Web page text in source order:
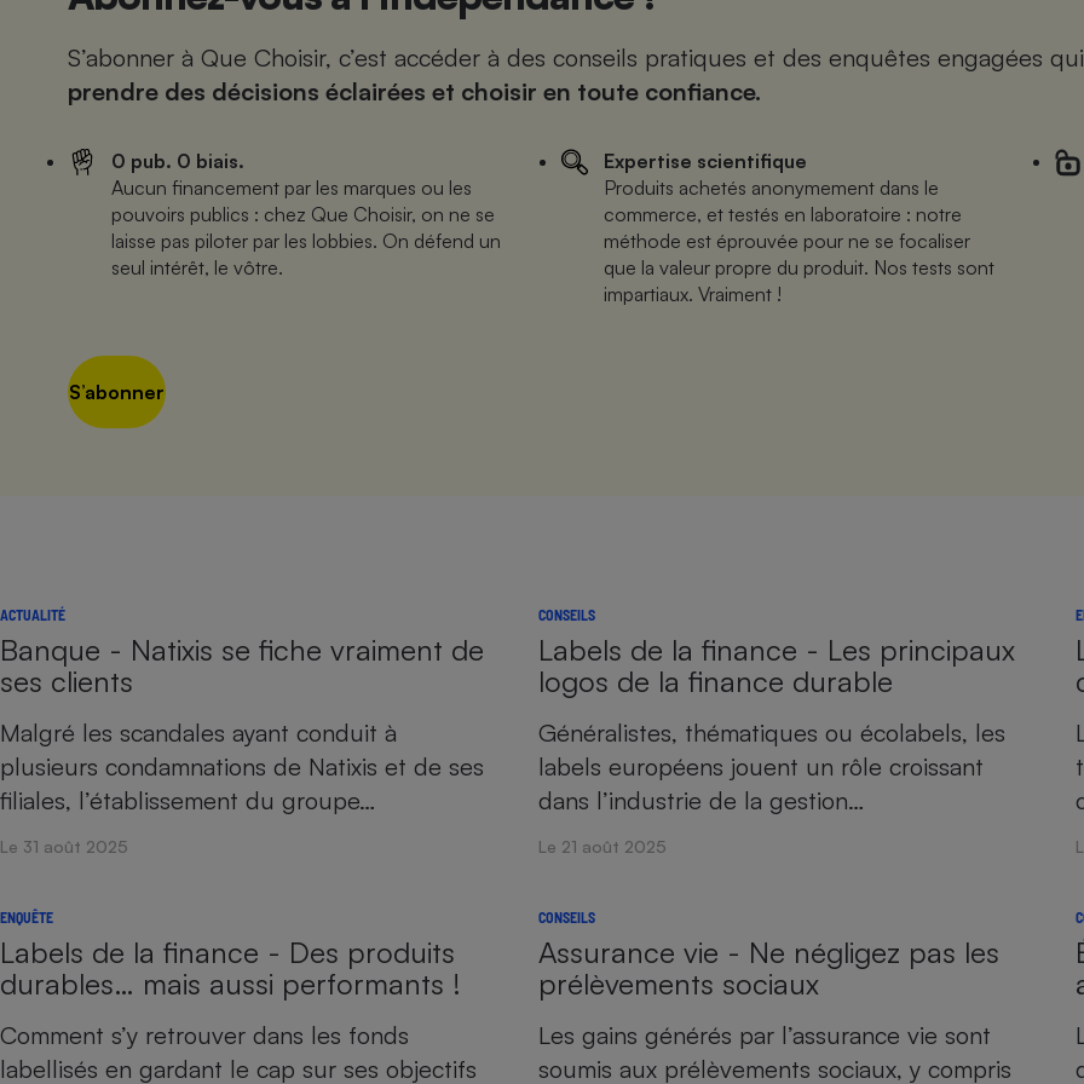
S’abonner à Que Choisir, c’est accéder à des conseils pratiques et des enquêtes engagées
prendre des décisions éclairées et choisir en toute confiance.
0 pub. 0 biais.
Aucun financement par les marques ou les
pouvoirs publics : chez Que Choisir, on ne se
laisse pas piloter par les lobbies. On défend un
seul intérêt, le vôtre.
Expertise scientifique
Produits achetés anonymement dans le
commerce, et testés en laboratoire : notre
méthode est éprouvée pour ne se focaliser
que la valeur propre du produit. Nos tests sont
impartiaux. Vraiment !
S’abonner
ACTUALITÉ
Banque - Natixis se fiche vraiment de
ses clients
Malgré les scandales ayant conduit à
plusieurs condamnations de Natixis et de ses
filiales, l’établissement du groupe…
Le 31 août 2025
CONSEILS
Labels de la finance - Les principaux
logos de la finance durable
Généralistes, thématiques ou écolabels, les
labels européens jouent un rôle croissant
dans l’industrie de la gestion…
Le 21 août 2025
ENQUÊTE
Labels de la finance - Des produits
durables… mais aussi performants !
Comment s’y retrouver dans les fonds
labellisés en gardant le cap sur ses objectifs
CONSEILS
Assurance vie - Ne négligez pas les
prélèvements sociaux
Les gains générés par l’assurance vie sont
soumis aux prélèvements sociaux, y compris